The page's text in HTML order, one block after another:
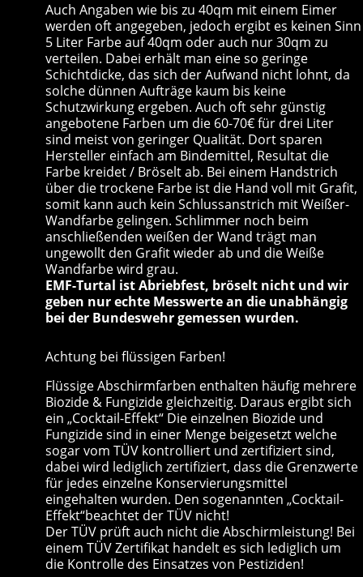
Auch Angaben wie bis zu 40qm mit einem Eimer
werden oft angegeben, jedoch ergibt es keinen Sinn
5 Liter Farbe auf 40qm oder auch nur 30qm zu
verteilen. Dabei erhält man eine so geringe
Schichtdicke, das sich der Aufwand nicht lohnt, da
solche dünnen Aufträge kaum bis keine
Schutzwirkung ergeben. Auch oft sehr günstig
angebotene Farben um die 60-70€ für drei Liter
sind meist von geringer Qualität. Dort sparen
Hersteller einfach am Bindemittel, Resultat die
Farbe kreidet / Bröselt ab. Bei einem Handstrich
über die trockene Farbe ist die Hand voll mit Grafit,
somit kann auch kein Schlussanstrich mit Weißer-
Wandfarbe gelingen. Schlimmer noch beim
anschließenden weißen der Wand trägt man
ungewollt den Grafit wieder ab und die Weiße
Wandfarbe wird grau.
EMF-Turtal ist Abriebfest, bröselt nicht und wir
geben nur echte Messwerte an die unabhängig
bei der Bundeswehr gemessen wurden.
Achtung bei flüssigen Farben!
Flüssige Abschirmfarben enthalten häufig mehrere
Biozide & Fungizide gleichzeitig. Daraus ergibt sich
ein „Cocktail-Effekt“ Die einzelnen Biozide und
Fungizide sind in einer Menge beigesetzt welche
sogar vom TÜV kontrolliert und zertifiziert sind,
dabei wird lediglich zertifiziert, dass die Grenzwerte
für jedes einzelne Konservierungsmittel
eingehalten wurden. Den sogenannten „Cocktail-
Effekt“beachtet der TÜV nicht!
Der TÜV prüft auch nicht die Abschirmleistung! Bei
einem TÜV Zertifikat handelt es sich lediglich um
die Kontrolle des Einsatzes von Pestiziden!